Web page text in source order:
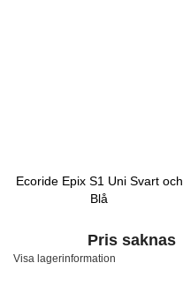
Ecoride Epix S1 Uni Svart och
Blå
Pris saknas
Visa lagerinformation